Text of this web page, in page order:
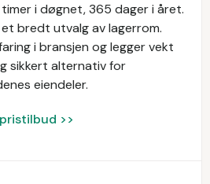
i døgnet, 365 dager i året.
bredt utvalg av lagerrom.
i bransjen og legger vekt
sikkert alternativ for
eiendeler.
>>